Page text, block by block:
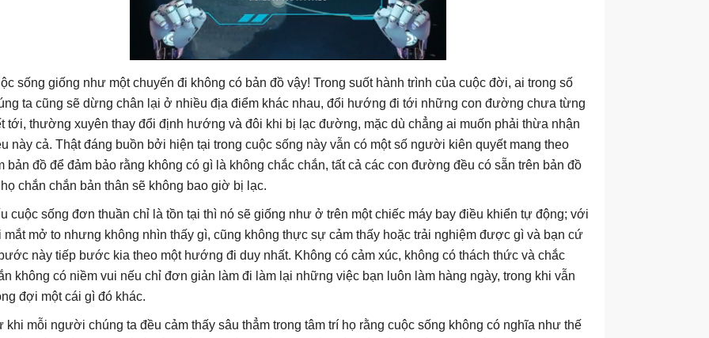
sống giống như một chuyến đi không có bản đồ vậy! Trong suốt hành trình của cuộc đời, ai trong số
ta cũng sẽ dừng chân lại ở nhiều địa điểm khác nhau, đổi hướng đi tới những con đường chưa từng
tới, thường xuyên thay đổi định hướng và đôi khi bị lạc đường, mặc dù chẳng ai muốn phải thừa nhận
này cả. Thật đáng buồn bởi hiện tại trong cuộc sống này vẫn có một số người kiên quyết mang theo
bản đồ để đảm bảo rằng không có gì là không chắc chắn, tất cả các con đường đều có sẵn trên bản đồ
chắn chắn bản thân sẽ không bao giờ bị lạc.
cuộc sống đơn thuần chỉ là tồn tại thì nó sẽ giống như ở trên một chiếc máy bay điều khiển tự động; với
mắt mở to nhưng không nhìn thấy gì, cũng không thực sự cảm thấy hoặc trải nghiệm được gì và bạn cứ
này tiếp bước kia theo một hướng đi duy nhất. Không có cảm xúc, không có thách thức và chắc
không có niềm vui nếu chỉ đơn giản làm đi làm lại những việc bạn luôn làm hàng ngày, trong khi vẫn
đợi một cái gì đó khác.
khi mỗi người chúng ta đều cảm thấy sâu thẳm trong tâm trí họ rằng cuộc sống không có nghĩa như thế